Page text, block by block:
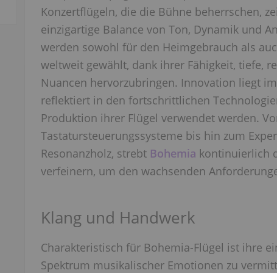
Konzertflügeln, die die Bühne beherrschen,
einzigartige Balance von Ton, Dynamik und
werden sowohl für den Heimgebrauch als
weltweit gewählt, dank ihrer Fähigkeit, tiefe,
Nuancen hervorzubringen. Innovation liegt
reflektiert in den fortschrittlichen
Produktion ihrer Flügel verwendet werden.
Tastatursteuerungssysteme bis hin zum
Resonanzholz, strebt Bohemia kontinuierlich
verfeinern, um den wachsenden
Klang und Handwerk
Charakteristisch für Bohemia-Flügel ist ihre
Spektrum musikalischer Emotionen zu